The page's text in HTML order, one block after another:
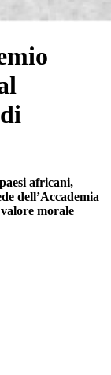
africani,
dell’Accademia
morale